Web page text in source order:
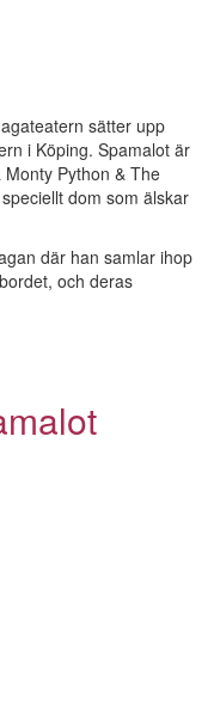
sätter upp
i Köping. Spamalot är
Python & The
dom som älskar
där han samlar ihop
och deras